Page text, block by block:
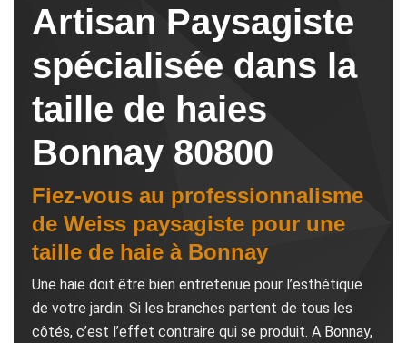
Artisan Paysagiste
spécialisée dans la
taille de haies
Bonnay 80800
Fiez-vous au professionnalisme
de Weiss paysagiste pour une
taille de haie à Bonnay
Une haie doit être bien entretenue pour l’esthétique
de votre jardin. Si les branches partent de tous les
côtés, c’est l’effet contraire qui se produit. A Bonnay,